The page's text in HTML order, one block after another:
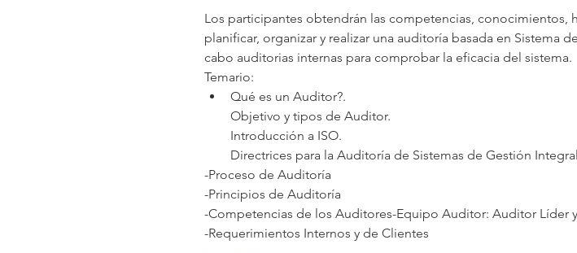
Los participantes obtendrán las competencias, conocimientos,
planificar, organizar y realizar una auditoría basada en Sistema
cabo auditorias internas para comprobar la eficacia del sistema.
Temario:
Qué es un Auditor?.
Objetivo y tipos de Auditor.
Introducción a ISO.
Directrices para la Auditoría de Sistemas de Gestión Integral
-Proceso de Auditoría
-Principios de Auditoría
-Competencias de los Auditores-Equipo Auditor: Auditor Líder
-Requerimientos Internos y de Clientes